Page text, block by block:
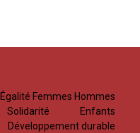
Égalité Femmes Hommes
Solidarité
Enfants
Développement durable